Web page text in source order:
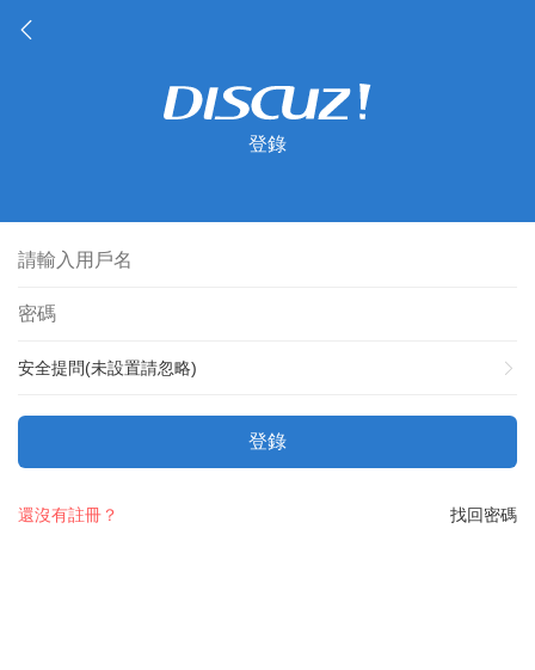
登錄
安全提問(未設置請忽略)
登錄
找回密碼
還沒有註冊？